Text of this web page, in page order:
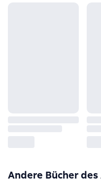
Andere Bücher